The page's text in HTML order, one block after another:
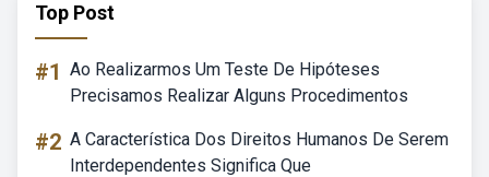
Top Post
#1 Ao Realizarmos Um Teste De Hipóteses
Precisamos Realizar Alguns Procedimentos
#2 A Característica Dos Direitos Humanos De Serem
Interdependentes Significa Que